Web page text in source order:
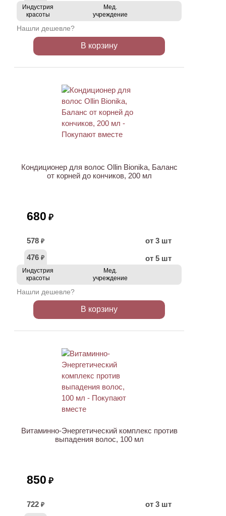
Индустрия
красоты
Мед.
учреждение
Нашли дешевле?
В корзину
Кондиционер для волос Ollin Bionika, Баланс
от корней до кончиков, 200 мл
680 ₽
578 ₽
от 3 шт
476 ₽ от 5 шт
Индустрия
красоты
Мед.
учреждение
Нашли дешевле?
В корзину
Витаминно-Энергетический комплекс против
выпадения волос, 100 мл
850 ₽
722 ₽
от 3 шт